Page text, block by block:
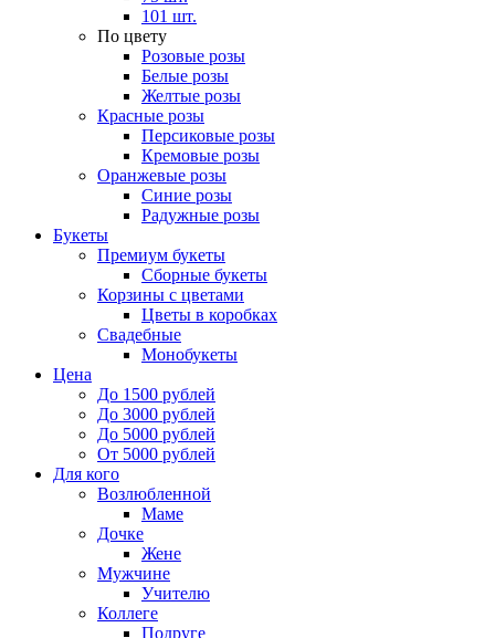
101 шт.
По цвету
Розовые розы
Белые розы
Желтые розы
Красные розы
Персиковые розы
Кремовые розы
Оранжевые розы
Синие розы
Радужные розы
Букеты
Премиум букеты
Сборные букеты
Корзины с цветами
Цветы в коробках
Свадебные
Монобукеты
Цена
До 1500 рублей
До 3000 рублей
До 5000 рублей
От 5000 рублей
Для кого
Возлюбленной
Маме
Дочке
Жене
Мужчине
Учителю
Коллеге
Подруге